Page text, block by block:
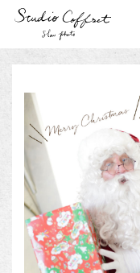
はじめての方へ
衣装ギャラリー
キャンペーン
お知らせ
料金プラン